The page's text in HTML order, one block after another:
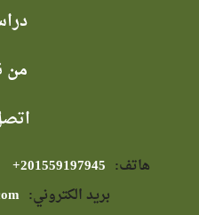
من
هاتف:
بريد الكتروني: info.afaip@gmail.com